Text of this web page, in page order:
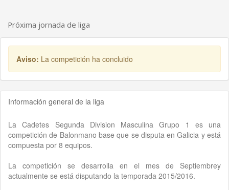
Próxima jornada de liga
Aviso: La competición ha concluido
Información general de la liga
La Cadetes Segunda Division Masculina Grupo 1 es una
competición de Balonmano base que se disputa en Galicia y está
compuesta por 8 equipos.
La competición se desarrolla en el mes de Septiembrey
actualmente se está disputando la temporada 2015/2016.